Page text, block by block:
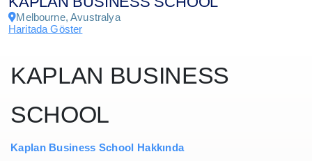
Melbourne, Avustralya
Haritada Göster
KAPLAN BUSINESS
SCHOOL
Kaplan Business School Hakkında